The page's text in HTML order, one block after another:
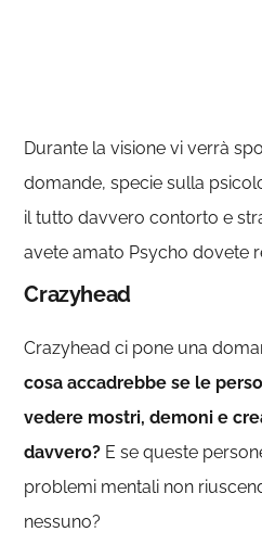
Durante la visione vi verrà
domande, specie sulla
il tutto davvero contorto e
avete amato Psycho dovete
Crazyhead
Crazyhead ci pone una
cosa accadrebbe se le
vedere mostri, demoni e
davvero? E se queste
problemi mentali non
nessuno?